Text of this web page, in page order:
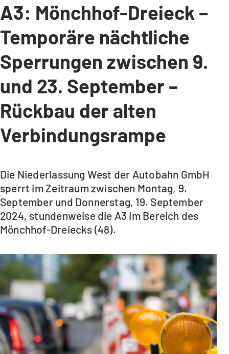
A3: Mönchhof-Dreieck –
Temporäre nächtliche
Sperrungen zwischen 9.
und 23. September –
Rückbau der alten
Verbindungsrampe
Die Niederlassung West der Autobahn GmbH
sperrt im Zeitraum zwischen Montag, 9.
September und Donnerstag, 19. September
2024, stundenweise die A3 im Bereich des
Mönchhof-Dreiecks (48).